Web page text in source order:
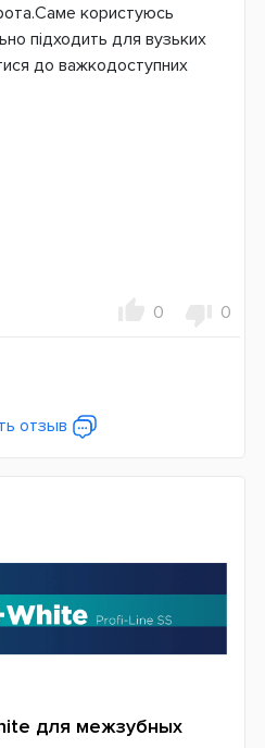
користуюсь
підходить для вузьких
до важкодоступних
0 0
отзыв
для межзубных